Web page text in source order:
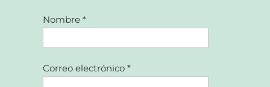
Nombre*
Correo electrónico*